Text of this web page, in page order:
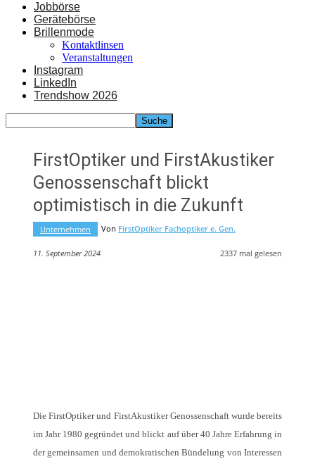
Jobbörse
Gerätebörse
Brillenmode
Kontaktlinsen
Veranstaltungen
Instagram
LinkedIn
Trendshow 2026
FirstOptiker und FirstAkustiker
Genossenschaft blickt
optimistisch in die Zukunft
Unternehmen Von FirstOptiker Fachoptiker e. Gen.
11. September 2024 2337 mal gelesen
Die FirstOptiker und FirstAkustiker Genossenschaft wurde bereits
im Jahr 1980 gegründet und blickt auf über 40 Jahre Erfahrung in
der gemeinsamen und demokratischen Bündelung von Interessen